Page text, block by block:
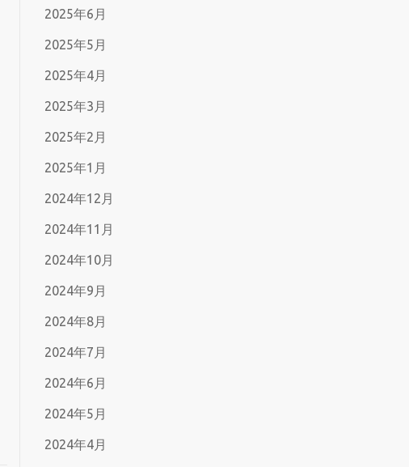
2025年6月
2025年5月
2025年4月
2025年3月
2025年2月
2025年1月
2024年12月
2024年11月
2024年10月
2024年9月
2024年8月
2024年7月
2024年6月
2024年5月
2024年4月